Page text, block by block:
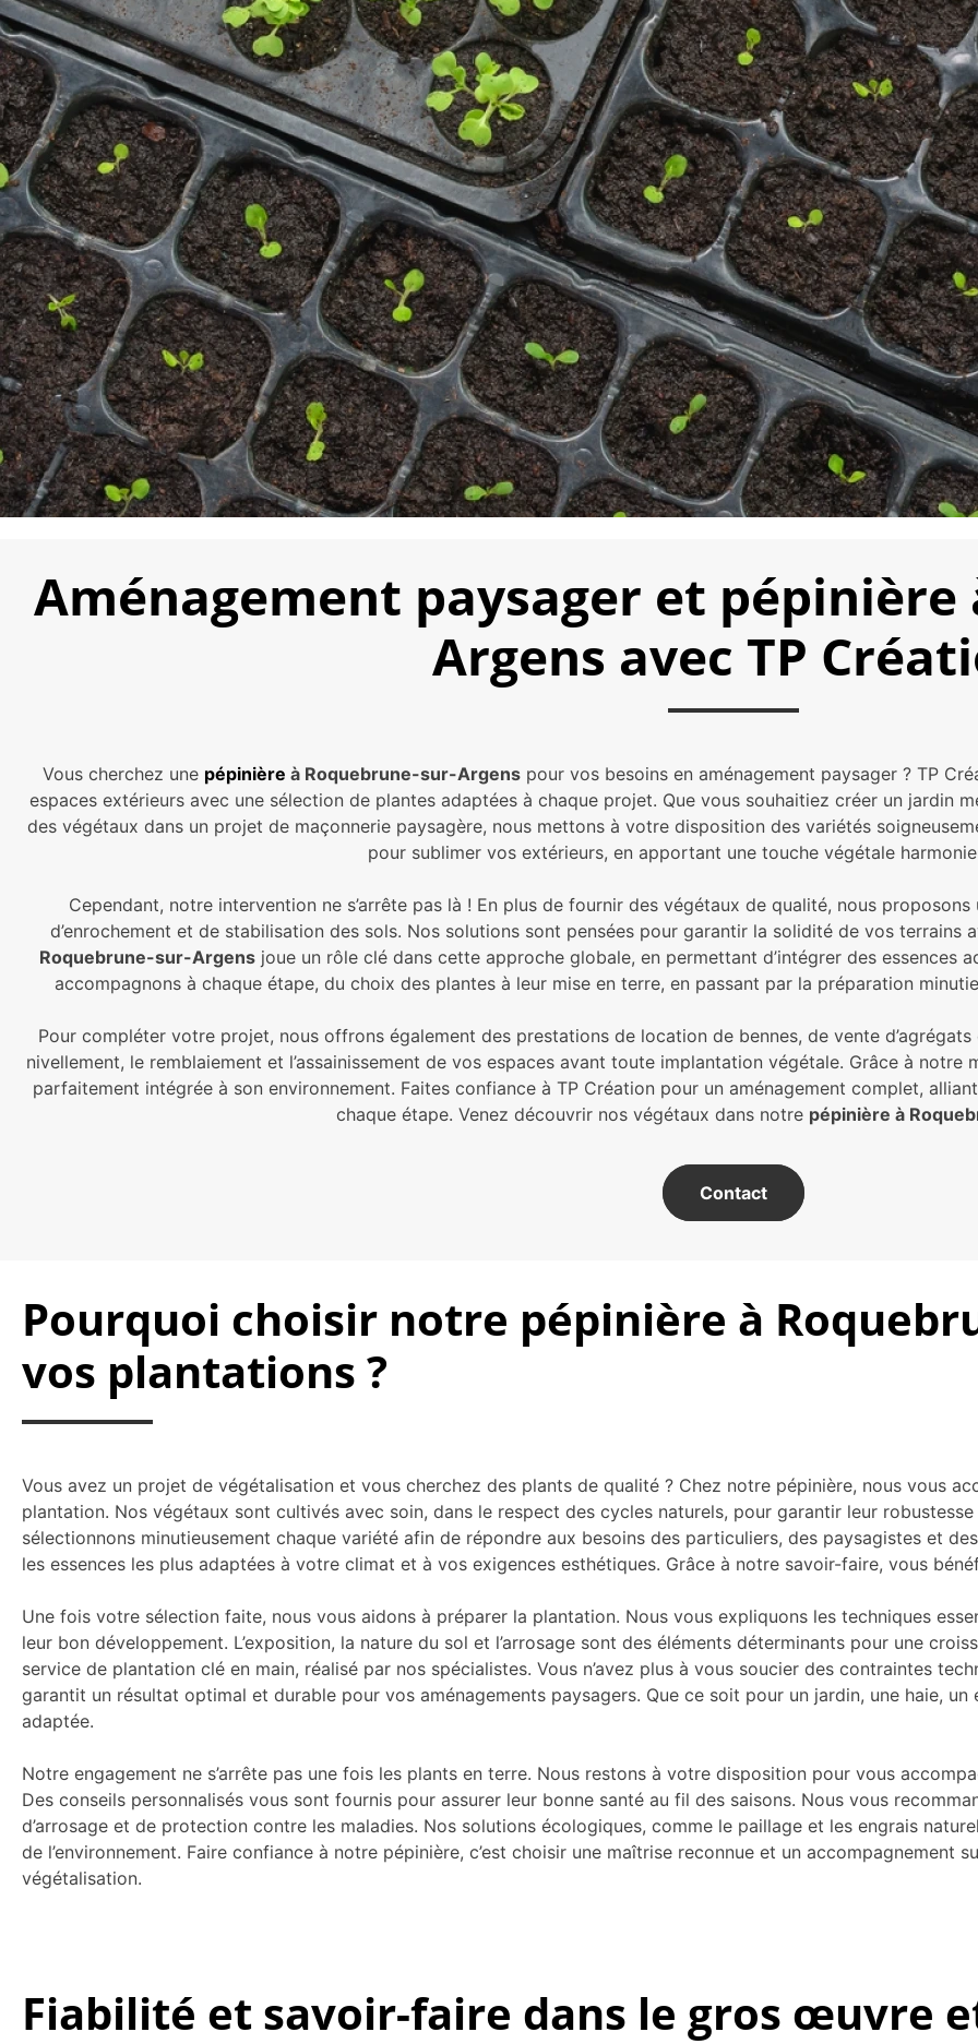
Aménagement paysager et pépinière
Argens avec TP
Vous cherchez une pépinière à Roquebrune-sur-Argenspour vos besoins en aménagement paysager ? TP
espaces extérieurs avec une sélection de plantes adaptées à chaque projet. Que vous souhaitiez créer un jardin
des végétaux dans un projet de maçonnerie paysagère, nous mettons à votre disposition des variétés
pour sublimer vos extérieurs, en apportant une touche végétale
Cependant, notre intervention ne s’arrête pas là ! En plus de fournir des végétaux de qualité, nous
d’enrochement et de stabilisation des sols. Nos solutions sont pensées pour garantir la solidité de vos
Roquebrune-sur-Argensjoue un rôle clé dans cette approche globale, en permettant d’intégrer des essences
accompagnons à chaque étape, du choix des plantes à leur mise en terre, en passant par la préparation
Pour compléter votre projet, nous offrons également des prestations de location de bennes, de vente
nivellement, le remblaiement et l’assainissement de vos espaces avant toute implantation végétale. Grâce à
parfaitement intégrée à son environnement. Faites confiance à TP Création pour un aménagement complet,
chaque étape. Venez découvrir nos végétaux dans notre pépinière à
Contact
Pourquoi choisir notre pépinière à
vos plantations ?
Vous avez un projet de végétalisation et vous cherchez des plants de qualité ? Chez notre pépinière, nous vous
plantation. Nos végétaux sont cultivés avec soin, dans le respect des cycles naturels, pour garantir leur
sélectionnons minutieusement chaque variété afin de répondre aux besoins des particuliers, des paysagistes et
les essences les plus adaptées à votre climat et à vos exigences esthétiques. Grâce à notre savoir-faire, vous
Une fois votre sélection faite, nous vous aidons à préparer la plantation. Nous vous expliquons les techniques
leur bon développement. L’exposition, la nature du sol et l’arrosage sont des éléments déterminants pour une
service de plantation clé en main, réalisé par nos spécialistes. Vous n’avez plus à vous soucier des contraintes
garantit un résultat optimal et durable pour vos aménagements paysagers. Que ce soit pour un jardin, une haie,
adaptée.
Notre engagement ne s’arrête pas une fois les plants en terre. Nous restons à votre disposition pour vous
Des conseils personnalisés vous sont fournis pour assurer leur bonne santé au fil des saisons. Nous vous
d’arrosage et de protection contre les maladies. Nos solutions écologiques, comme le paillage et les engrais
de l’environnement. Faire confiance à notre pépinière, c’est choisir une maîtrise reconnue et un accompagnement
végétalisation.
Fiabilité et savoir-faire dans le gros œuvre